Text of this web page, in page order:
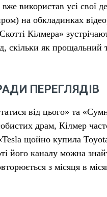
використав усі свої
на обкладинках
Кілмера»
скільки як
ПЕРЕГЛЯДІВ
від цього» та
драм, Кілмер
щойно купила
каналу можна
з місяця в